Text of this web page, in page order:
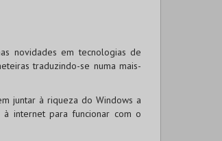
novidades em tecnologias de
traduzindo-se numa mais-
juntar à riqueza do Windows a
internet para funcionar com o